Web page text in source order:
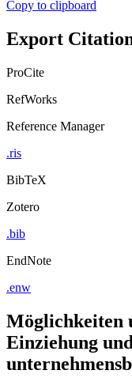
Export Citation
Möglichkeiten
Einziehung